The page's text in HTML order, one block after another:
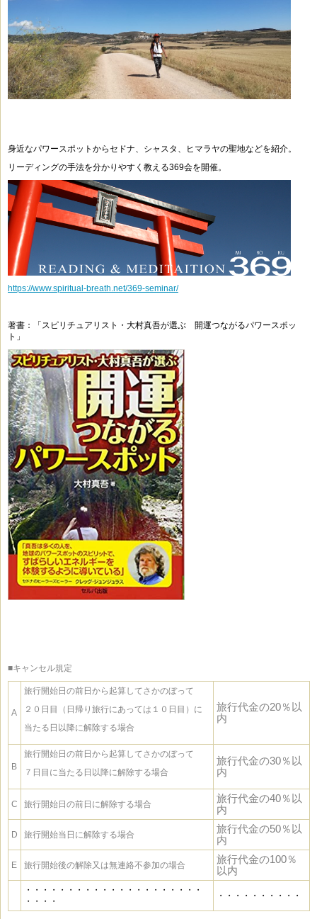
身近なパワースポットからセドナ、シャスタ、ヒマラヤの聖地などを紹介。
リーディングの手法を分かりやすく教える369会を開催。
https://www.spiritual-breath.net/369-seminar/
著書：「スピリチュアリスト・大村真吾が選ぶ 開運つながるパワースポッ
ト」
■キャンセル規定
A
旅行開始日の前日から起算してさかのぼって
２０日目（日帰り旅行にあっては１０日目）に
当たる日以降に解除する場合
旅行代金の20％以
内
B
旅行開始日の前日から起算してさかのぼって
７日目に当たる日以降に解除する場合
旅行代金の30％以
内
C 旅行開始日の前日に解除する場合
旅行代金の40％以
内
D 旅行開始当日に解除する場合
旅行代金の50％以
内
E 旅行開始後の解除又は無連絡不参加の場合
旅行代金の100％
以内
・・・・・・・・・・・・・・・・・・・・・
・・・・
・・・・・・・・・・